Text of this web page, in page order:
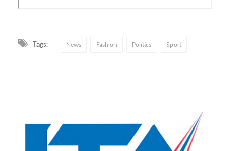
Tags: News Fashion Politics Sport